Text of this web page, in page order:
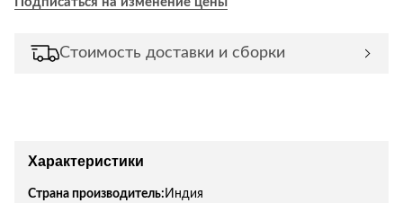
Стоимость доставки и сборки
Характеристики
Страна производитель: Индия